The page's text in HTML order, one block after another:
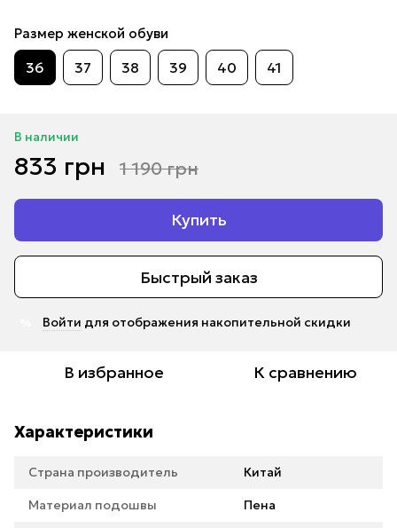
Размер женской обуви
36 37 38 39 40 41
В наличии
833 грн 1 190 грн
Купить
Быстрый заказ
Войти для отображения накопительной скидки
В избранное К сравнению
Характеристики
Страна производитель Китай
Материал подошвы Пена